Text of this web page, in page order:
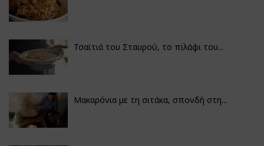
Τσαϊτιά του Σταυρού, το πιλάφι του...
Μακαρόνια με τη σιτάκα, σπονδή στη...